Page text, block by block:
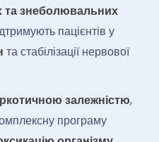
та знеболювальних
пацієнтів у
та стабілізації нервової
залежністю,
програму